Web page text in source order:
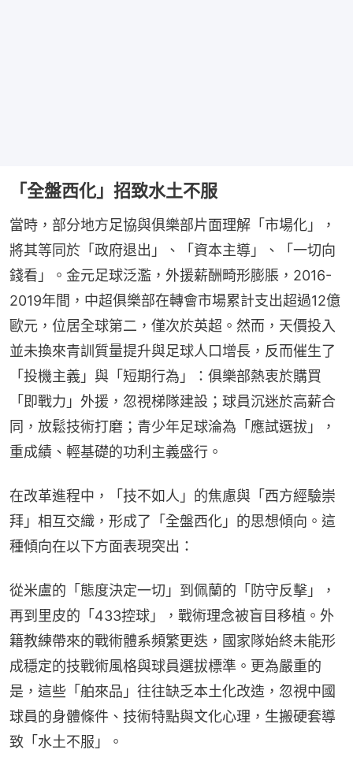
「全盤西化」招致水土不服
當時，部分地方足協與俱樂部片面理解「市場化」，
將其等同於「政府退出」、「資本主導」、「一切向
錢看」。金元足球泛濫，外援薪酬畸形膨脹，2016-
2019年間，中超俱樂部在轉會市場累計支出超過12億
歐元，位居全球第二，僅次於英超。然而，天價投入
並未換來青訓質量提升與足球人口增長，反而催生了
「投機主義」與「短期行為」：俱樂部熱衷於購買
「即戰力」外援，忽視梯隊建設；球員沉迷於高薪合
同，放鬆技術打磨；青少年足球淪為「應試選拔」，
重成績、輕基礎的功利主義盛行。
在改革進程中，「技不如人」的焦慮與「西方經驗崇
拜」相互交織，形成了「全盤西化」的思想傾向。這
種傾向在以下方面表現突出：
從米盧的「態度決定一切」到佩蘭的「防守反擊」，
再到里皮的「433控球」，戰術理念被盲目移植。外
籍教練帶來的戰術體系頻繁更迭，國家隊始終未能形
成穩定的技戰術風格與球員選拔標準。更為嚴重的
是，這些「舶來品」往往缺乏本土化改造，忽視中國
球員的身體條件、技術特點與文化心理，生搬硬套導
致「水土不服」。